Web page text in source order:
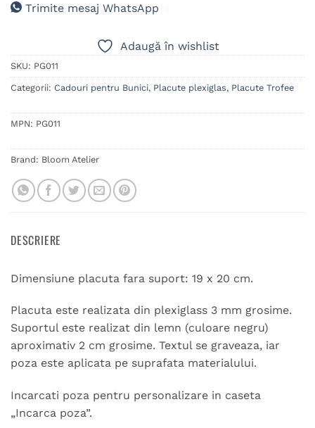
Trimite mesaj WhatsApp
Adaugă în wishlist
SKU: PG011
Categorii: Cadouri pentru Bunici, Placute plexiglas, Placute Trofee
MPN: PG011
Brand: Bloom Atelier
DESCRIERE
Dimensiune placuta fara suport: 19 x 20 cm.
Placuta este realizata din plexiglass 3 mm grosime.
Suportul este realizat din lemn (culoare negru)
aproximativ 2 cm grosime. Textul se graveaza, iar
poza este aplicata pe suprafata materialului.
Incarcati poza pentru personalizare in caseta
„Incarca poza”.